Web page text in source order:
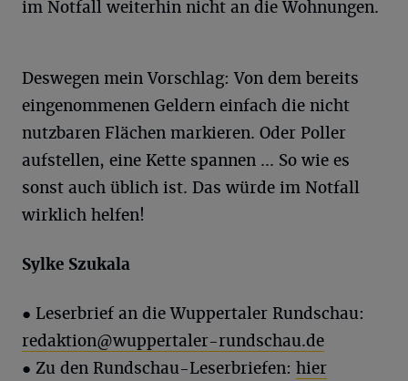
im Notfall weiterhin nicht an die Wohnungen.
Deswegen mein Vorschlag: Von dem bereits
eingenommenen Geldern einfach die nicht
nutzbaren Flächen markieren. Oder Poller
aufstellen, eine Kette spannen ... So wie es
sonst auch üblich ist. Das würde im Notfall
wirklich helfen!
Sylke Szukala
● Leserbrief an die Wuppertaler Rundschau:
redaktion@wuppertaler-rundschau.de
● Zu den Rundschau-Leserbriefen: hier